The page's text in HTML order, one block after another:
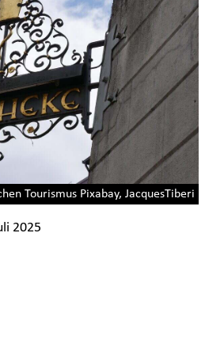
Tourismus Pixabay, JacquesTiberi
2025